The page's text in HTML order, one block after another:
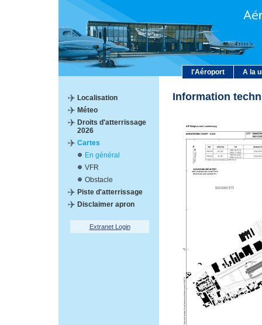
l'Aéroport A la
Localisation
Méteo
Droits d'atterrissage
2026
Cartes
En général
VFR
Obstacle
Piste d'atterrissage
Disclaimer apron
Extranet Login
Information